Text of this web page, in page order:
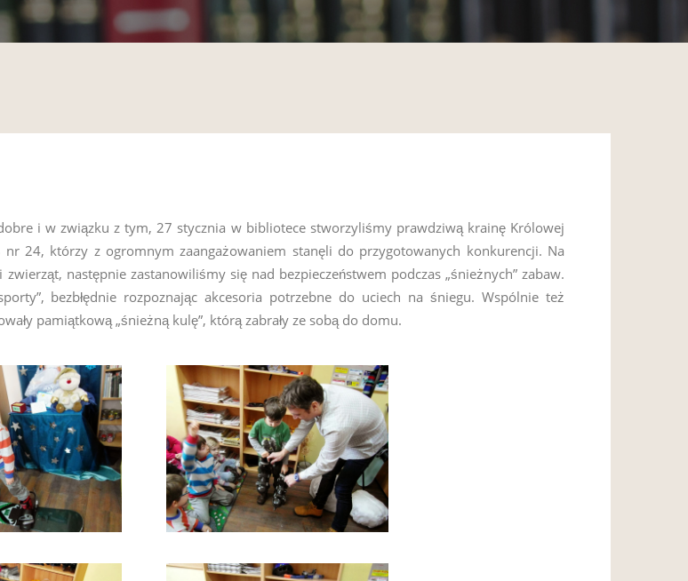
i w związku z tym, 27 stycznia w bibliotece stworzyliśmy prawdziwą krainę Królowej
24, którzy z ogromnym zaangażowaniem stanęli do przygotowanych konkurencji. Na
następnie zastanowiliśmy się nad bezpieczeństwem podczas „śnieżnych” zabaw.
bezbłędnie rozpoznając akcesoria potrzebne do uciech na śniegu. Wspólnie też
pamiątkową „śnieżną kulę”, którą zabrały ze sobą do domu.